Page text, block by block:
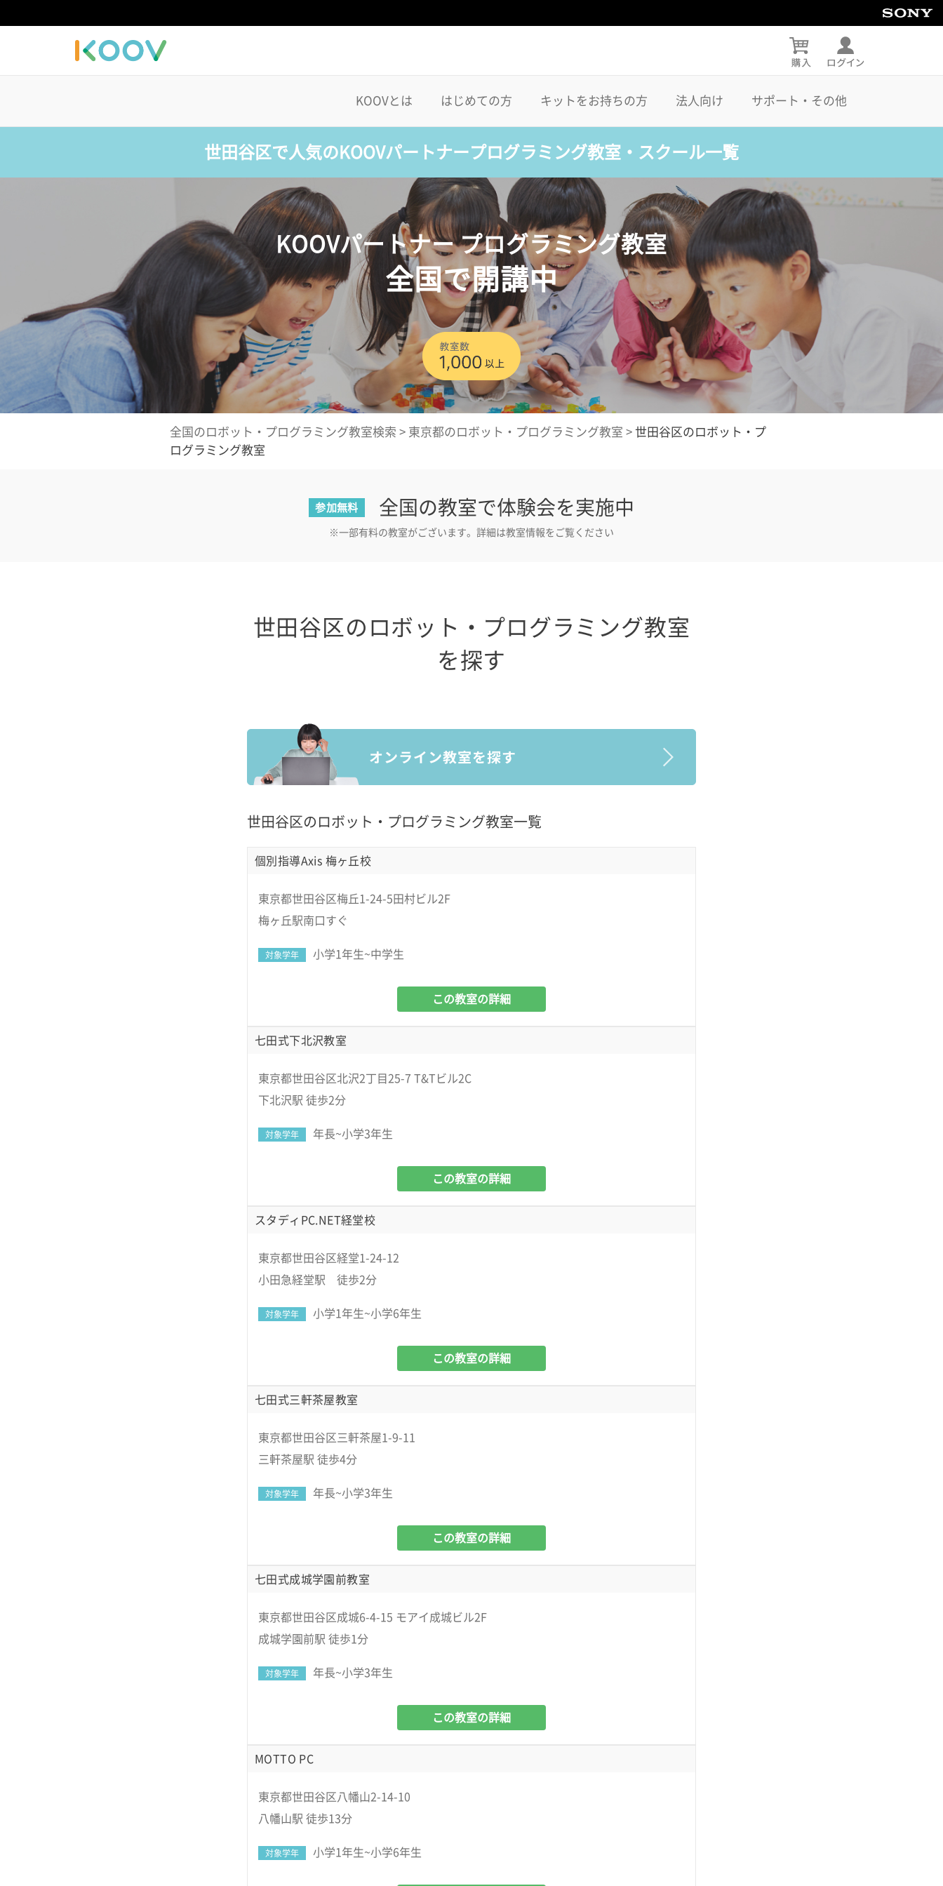
KOOVとは はじめての方 キットをお持ちの方 法人向け サポート・その他
世田谷区で人気のKOOVパートナープログラミング教室・スクール一覧
KOOVパートナー プログラミング教室
全国で開講中
全国のロボット・プログラミング教室検索 > 東京都のロボット・プログラミング教室 > 世田谷区のロボット・プ
ログラミング教室
参加無料 全国の教室で体験会を実施中
※一部有料の教室がございます。詳細は教室情報をご覧ください
世田谷区のロボット・プログラミング教室
を探す
世田谷区のロボット・プログラミング教室一覧
個別指導Axis 梅ヶ丘校
東京都世田谷区梅丘1-24-5田村ビル2F
梅ヶ丘駅南口すぐ
対象学年 小学1年生~中学生
この教室の詳細
七田式下北沢教室
東京都世田谷区北沢2丁目25-7 T&Tビル2C
下北沢駅 徒歩2分
対象学年 年長~小学3年生
この教室の詳細
スタディPC.NET経堂校
東京都世田谷区経堂1-24-12
小田急経堂駅 徒歩2分
対象学年 小学1年生~小学6年生
この教室の詳細
七田式三軒茶屋教室
東京都世田谷区三軒茶屋1-9-11
三軒茶屋駅 徒歩4分
対象学年 年長~小学3年生
この教室の詳細
七田式成城学園前教室
東京都世田谷区成城6-4-15 モアイ成城ビル2F
成城学園前駅 徒歩1分
対象学年 年長~小学3年生
この教室の詳細
MOTTO PC
東京都世田谷区八幡山2-14-10
八幡山駅 徒歩13分
対象学年 小学1年生~小学6年生